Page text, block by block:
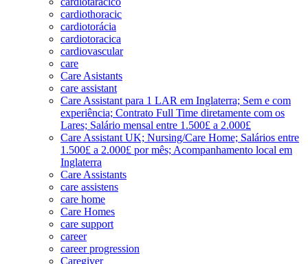
cardiothoracic
cardiotorácia
cardiotoracica
cardiovascular
care
Care Asistants
care assistant
Care Assistant para 1 LAR em Inglaterra; Sem e com
experiência; Contrato Full Time diretamente com os
Lares; Salário mensal entre 1.500£ a 2.000£
Care Assistant UK; Nursing/Care Home; Salários entre
1.500£ a 2.000£ por mês; Acompanhamento local em
Inglaterra
Care Assistants
care assistens
care home
Care Homes
care support
career
career progression
Caregiver